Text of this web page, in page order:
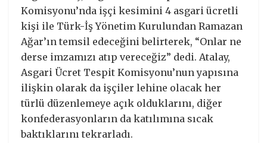
Komisyonu’nda işçi kesimini 4 asgari ücretli
kişi ile Türk-İş Yönetim Kurulundan Ramazan
Ağar’ın temsil edeceğini belirterek, “Onlar ne
derse imzamızı atıp vereceğiz” dedi. Atalay,
Asgari Ücret Tespit Komisyonu’nun yapısına
ilişkin olarak da işçiler lehine olacak her
türlü düzenlemeye açık olduklarını, diğer
konfederasyonların da katılımına sıcak
baktıklarını tekrarladı.